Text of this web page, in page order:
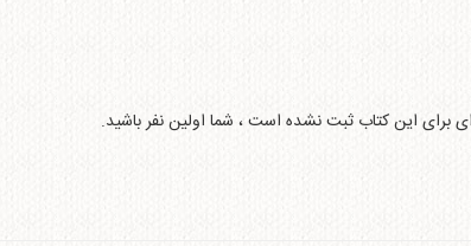
برای این کتاب ثبت نشده است ، شما اولین نفر باشید.